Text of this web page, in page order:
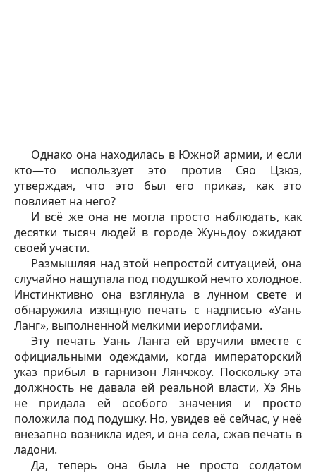
Однако она находилась в Южной армии, и если
кто—то использует это против Сяо Цзюэ,
утверждая, что это был его приказ, как это
повлияет на него?
И всё же она не могла просто наблюдать, как
десятки тысяч людей в городе Жуньдоу ожидают
своей участи.
Размышляя над этой непростой ситуацией, она
случайно нащупала под подушкой нечто холодное.
Инстинктивно она взглянула в лунном свете и
обнаружила изящную печать с надписью «Уань
Ланг», выполненной мелкими иероглифами.
Эту печать Уань Ланга ей вручили вместе с
официальными одеждами, когда императорский
указ прибыл в гарнизон Лянчжоу. Поскольку эта
должность не давала ей реальной власти, Хэ Янь
не придала ей особого значения и просто
положила под подушку. Но, увидев её сейчас, у неё
внезапно возникла идея, и она села, сжав печать в
ладони.
Да, теперь она была не просто солдатом